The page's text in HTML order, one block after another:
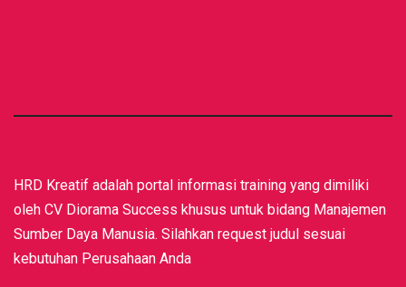
HRD Kreatif adalah portal informasi training yang dimiliki
oleh CV Diorama Success khusus untuk bidang Manajemen
Sumber Daya Manusia. Silahkan request judul sesuai
kebutuhan Perusahaan Anda